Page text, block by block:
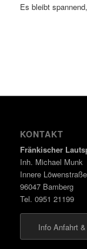
Es bleibt
KONTAKT
Fränkischer
Inh. Michael Munk
Innere
96047 Bamberg
Tel. 0951 21199
Info Anfahrt